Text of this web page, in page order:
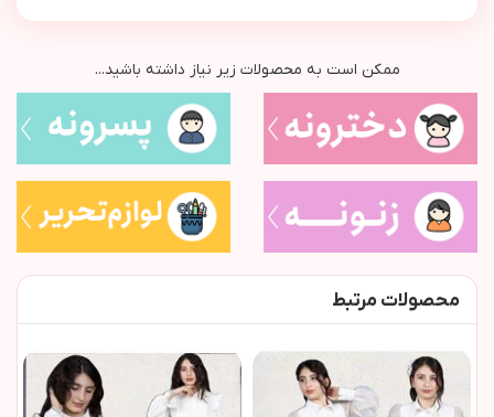
ممکن است به محصولات زیر نیاز داشته باشید...
محصولات مرتبط